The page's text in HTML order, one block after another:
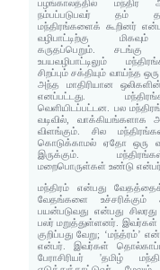
பழங்காலத்தில் மந்திர
நம்பப்படுபவர் தம்
மந்திரங்களைக் கூறினர்
வழிபாட்டிற்கு
கருதப்பெறும். சடங்கு
உபயவழிபாட்டிலும்
சிறப்பும் சக்தியும் வாய்ந்த
அந்த மாதிரியான
எனப்பட்டது.
வெளியிடப்பட்டன. பல
வடிவில், வாக்கியங்களாக
விளங்கும். சில
கொடுக்காமல் ஏதோ ஒரு
இருக்கும்.
மறைபொருள்கள் உண்டு
மந்திரம் என்பது
வேதங்களை உச்சரிக்கும்
பயன்படுவது என்பது
பலர் மறுத்துள்ளனர்.
குறிப்பது வேறு; ‘மந்த்ரம்’
என்பர். இவர்கள்
பேராசிரியர் 'தமிழ்